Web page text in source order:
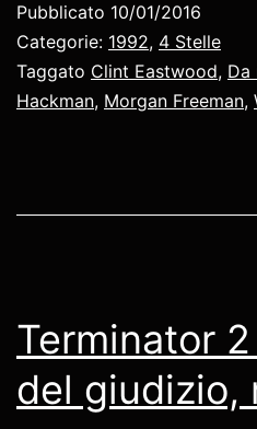
Pubblicato 10/01/2016
Categorie: 1992, 4 Stelle
Taggato Clint Eastwood, Da
Hackman, Morgan Freeman,
Terminator
del giudizio,